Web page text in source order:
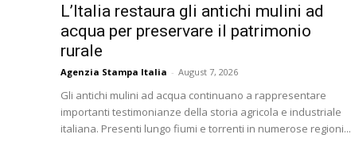
L’Italia restaura gli antichi mulini ad
acqua per preservare il patrimonio
rurale
Agenzia Stampa Italia - August 7, 2026
Gli antichi mulini ad acqua continuano a rappresentare
importanti testimonianze della storia agricola e industriale
italiana. Presenti lungo fiumi e torrenti in numerose regioni...